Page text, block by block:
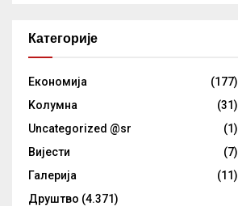
Категорије
Eкономија
(177)
Kолумнa
(31)
Uncategorized @sr
(1)
Вијести
(7)
Галерија
(11)
Друштво (4.371)